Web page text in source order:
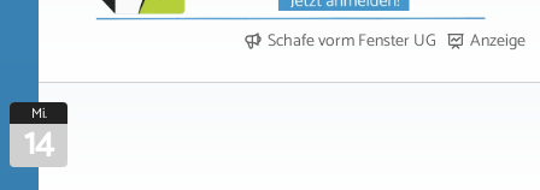
Schafe vorm Fenster UG Anzeige
Mi.
14